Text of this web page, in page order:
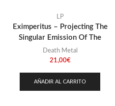
LP
Eximperitus – Projecting The
Singular Emission Of The
Death Metal
21,00€
AÑADIR AL CARRITO